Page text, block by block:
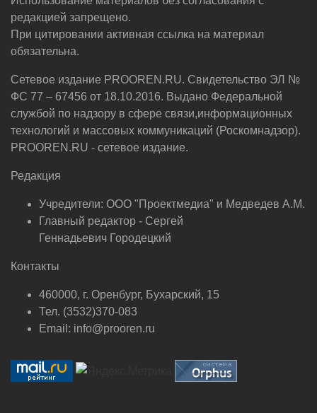
редакцией запрещено.
При цитировании активная ссылка на материал
обязательна.
Сетевое издание PROOREN.RU. Свидетельство ЭЛ №
ФС 77 – 67456 от 18.10.2016. Выдано Федеральной
службой по надзору в сфере связи,информационных
технологий и массовых коммуникаций (Роскомнадзор).
PROOREN.RU - сетевое издание.
Редакция
Учредители: ООО "Проектмедиа" и Медведев А.М.
Главный редактор - Сергей
Геннадьевич Городецкий
Контакты
460000, г. Оренбург, Бухарский, 15
Тел. (3532)370-083
Email: info@prooren.ru